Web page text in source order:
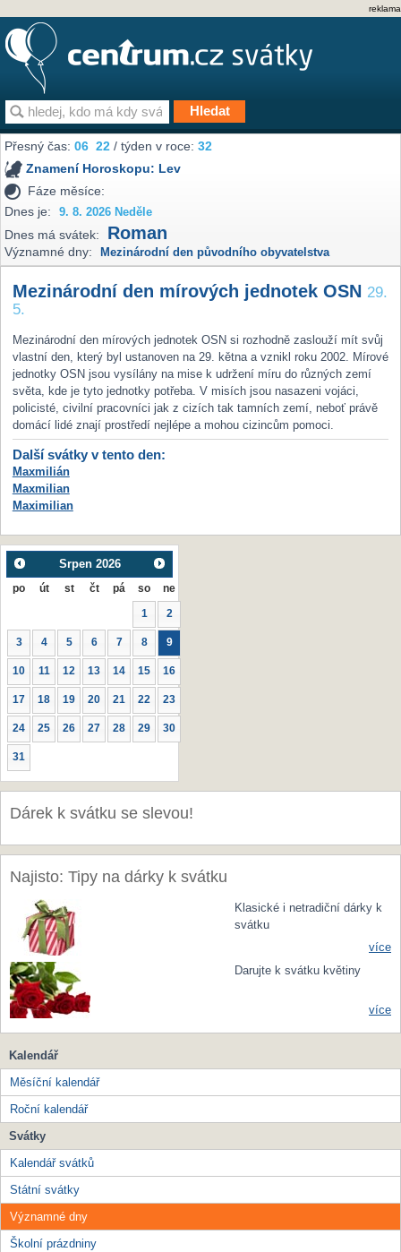
reklama
Přesný čas:06 22 / týden v roce:32
Znamení Horoskopu: Lev
Fáze měsíce:
Dnes je:
9. 8. 2026 Neděle
Dnes má svátek: Roman
Významné dny: Mezinárodní den původního obyvatelstva
Mezinárodní den mírových jednotek OSN 29.
5.
Mezinárodní den mírových jednotek OSN si rozhodně zaslouží mít svůj
vlastní den, který byl ustanoven na 29. kětna a vznikl roku 2002. Mírové
jednotky OSN jsou vysílány na mise k udržení míru do různých zemí
světa, kde je tyto jednotky potřeba. V misích jsou nasazeni vojáci,
policisté, civilní pracovníci jak z cizích tak tamních zemí, neboť právě
domácí lidé znají prostředí nejlépe a mohou cizincům pomoci.
Další svátky v tento den:
Maxmilián
Maxmilian
Maximilian
Srpen 2026
po út st čt pá so ne
1 2
3 4 5 6 7 8 9
10 11 12 13 14 15 16
17 18 19 20 21 22 23
24 25 26 27 28 29 30
31
Dárek k svátku se slevou!
Najisto: Tipy na dárky k svátku
Klasické i netradiční dárky k
svátku
více
Darujte k svátku květiny
více
Kalendář
Měsíční kalendář
Roční kalendář
Svátky
Kalendář svátků
Státní svátky
Významné dny
Školní prázdniny